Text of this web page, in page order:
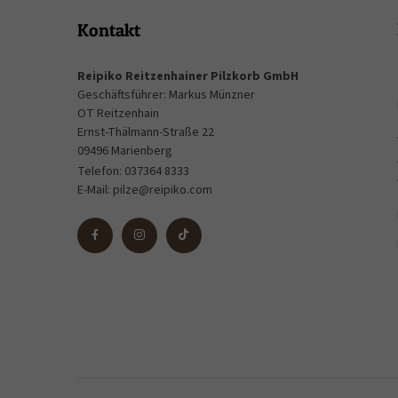
Kontakt
Reipiko Reitzenhainer Pilzkorb GmbH
Geschäftsführer: Markus Münzner
OT Reitzenhain
Ernst-Thälmann-Straße 22
09496 Marienberg
Telefon: 037364 8333
E-Mail: pilze@reipiko.com